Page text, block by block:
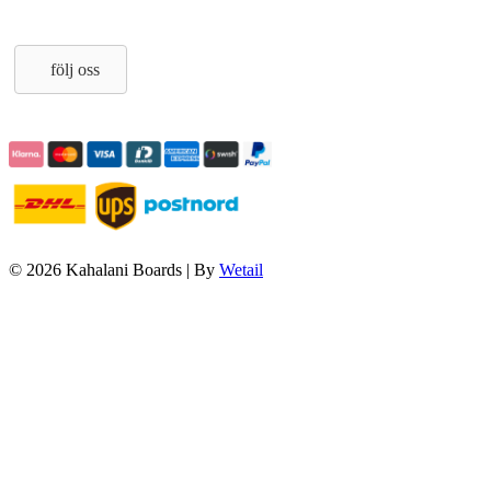
följ oss
© 2026 Kahalani Boards | By Wetail